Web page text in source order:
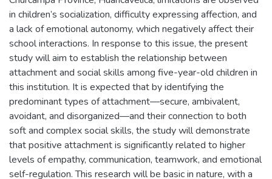
in children’s socialization, difficulty expressing affection, and
a lack of emotional autonomy, which negatively affect their
school interactions. In response to this issue, the present
study will aim to establish the relationship between
attachment and social skills among five-year-old children in
this institution. It is expected that by identifying the
predominant types of attachment—secure, ambivalent,
avoidant, and disorganized—and their connection to both
soft and complex social skills, the study will demonstrate
that positive attachment is significantly related to higher
levels of empathy, communication, teamwork, and emotional
self-regulation. This research will be basic in nature, with a